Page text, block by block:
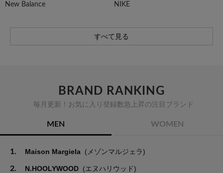
New Balance NIKE
すべて見る
BRAND RANKING
毎月更新！お気に入り登録数急上昇の注目ブランド
MEN WOMEN
1. Maison Margiela (メゾンマルジェラ)
2. N.HOOLYWOOD (エヌハリウッド)